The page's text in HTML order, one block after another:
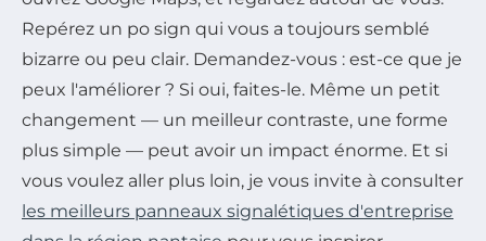
Repérez un po sign qui vous a toujours semblé
bizarre ou peu clair. Demandez-vous : est-ce que je
peux l'améliorer ? Si oui, faites-le. Même un petit
changement — un meilleur contraste, une forme
plus simple — peut avoir un impact énorme. Et si
vous voulez aller plus loin, je vous invite à consulter
les meilleurs panneaux signalétiques d'entreprise